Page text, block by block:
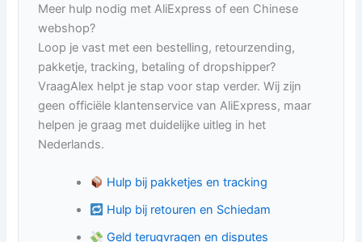
Meer hulp nodig met AliExpress of een Chinese
webshop?
Loop je vast met een bestelling, retourzending,
pakketje, tracking, betaling of dropshipper?
VraagAlex helpt je stap voor stap verder. Wij zijn
geen officiële klantenservice van AliExpress, maar
helpen je graag met duidelijke uitleg in het
Nederlands.
Hulp bij pakketjes en tracking
Hulp bij retouren en Schiedam
Geld terugvragen en disputes